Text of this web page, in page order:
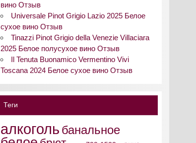
вино Отзыв
Universale Pinot Grigio Lazio 2025 Белое
сухое вино Отзыв
Tinazzi Pinot Grigio della Venezie Villaciara
2025 Белое полусухое вино Отзыв
Il Tenuta Buonamico Vermentino Vivi
Toscana 2024 Белое сухое вино Отзыв
Теги
алкоголь банальное